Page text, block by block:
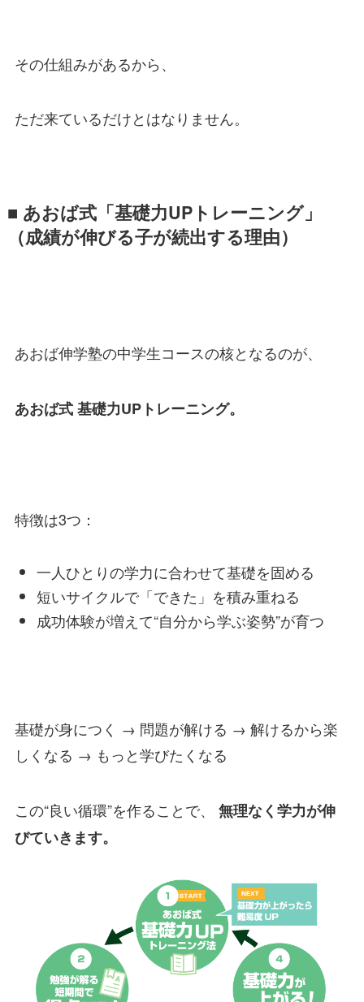
その仕組みがあるから、
ただ来ているだけとはなりません。
■ あおば式「基礎力UPトレーニング」
（成績が伸びる子が続出する理由）
あおば伸学塾の中学生コースの核となるのが、
あおば式 基礎力UPトレーニング。
特徴は3つ：
一人ひとりの学力に合わせて基礎を固める
短いサイクルで「できた」を積み重ねる
成功体験が増えて“自分から学ぶ姿勢”が育つ
基礎が身につく → 問題が解ける → 解けるから楽
しくなる → もっと学びたくなる
この“良い循環”を作ることで、 無理なく学力が伸
びていきます。